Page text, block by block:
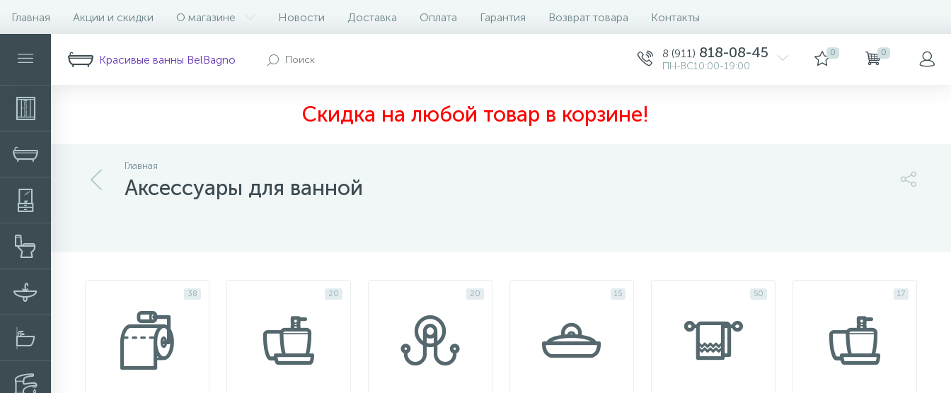
Главная Акции и скидки О магазине Новости Доставка Оплата Гарантия Возврат товара Контакты
Красивые ванны BelBagno 8 (911) 818-08-45
ПН-ВС10:00-19:00
0 0
Скидка на любой товар в корзине!
Главная
Аксессуары для ванной
Фильтр
38 20 20 15 50 17